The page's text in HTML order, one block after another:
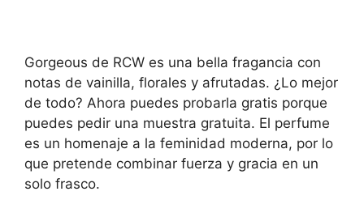
Gorgeous de RCW es una bella fragancia con
notas de vainilla, florales y afrutadas. ¿Lo mejor
de todo? Ahora puedes probarla gratis porque
puedes pedir una muestra gratuita. El perfume
es un homenaje a la feminidad moderna, por lo
que pretende combinar fuerza y gracia en un
solo frasco.